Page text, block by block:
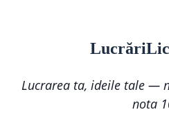
LucrăriLi
Lucrarea ta, ideile tale —
nota